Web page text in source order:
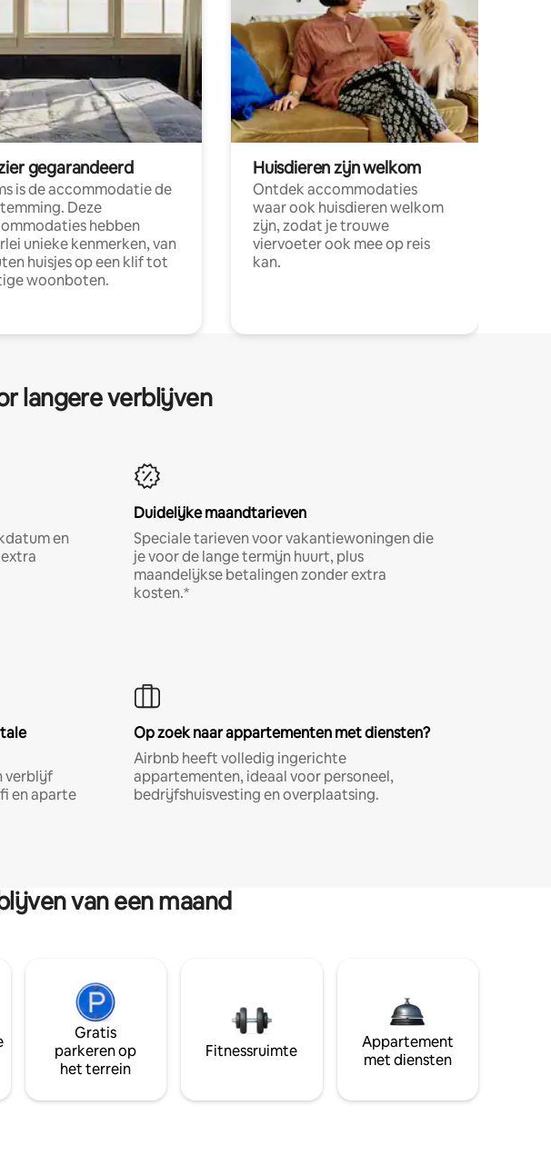
gegarandeerd
is de accommodatie de
Deze
hebben
unieke kenmerken, van
huisjes op een klif tot
woonboten.
Huisdieren zijn welkom
Ontdek accommodaties
waar ook huisdieren welkom
zijn, zodat je trouwe
viervoeter ook mee op reis
kan.
langere verblijven
en
Duidelijke maandtarieven
Speciale tarieven voor vakantiewoningen die
je voor de lange termijn huurt, plus
maandelijkse betalingen zonder extra
kosten.*
verblijf
en aparte
Op zoek naar appartementen met diensten?
Airbnb heeft volledig ingerichte
appartementen, ideaal voor personeel,
bedrijfshuisvesting en overplaatsing.
van een maand
Gratis
parkeren op
het terrein
Fitnessruimte
Appartement
met diensten